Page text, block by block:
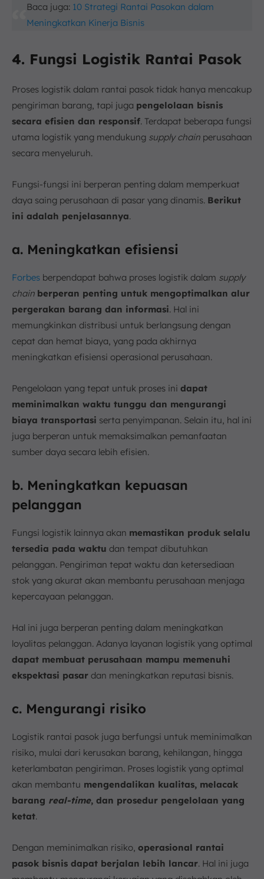
Baca juga: 10 Strategi Rantai Pasokan dalam
Meningkatkan Kinerja Bisnis
4. Fungsi Logistik Rantai Pasok
Proses logistik dalam rantai pasok tidak hanya mencakup
pengiriman barang, tapi juga pengelolaan bisnis
secara efisien dan responsif. Terdapat beberapa fungsi
utama logistik yang mendukung supply chain perusahaan
secara menyeluruh.
Fungsi-fungsi ini berperan penting dalam memperkuat
daya saing perusahaan di pasar yang dinamis. Berikut
ini adalah penjelasannya.
a. Meningkatkan efisiensi
Forbes berpendapat bahwa proses logistik dalam supply
chain berperan penting untuk mengoptimalkan alur
pergerakan barang dan informasi. Hal ini
memungkinkan distribusi untuk berlangsung dengan
cepat dan hemat biaya, yang pada akhirnya
meningkatkan efisiensi operasional perusahaan.
Pengelolaan yang tepat untuk proses ini dapat
meminimalkan waktu tunggu dan mengurangi
biaya transportasi serta penyimpanan. Selain itu, hal ini
juga berperan untuk memaksimalkan pemanfaatan
sumber daya secara lebih efisien.
b. Meningkatkan kepuasan
pelanggan
Fungsi logistik lainnya akan memastikan produk selalu
tersedia pada waktu dan tempat dibutuhkan
pelanggan. Pengiriman tepat waktu dan ketersediaan
stok yang akurat akan membantu perusahaan menjaga
kepercayaan pelanggan.
Hal ini juga berperan penting dalam meningkatkan
loyalitas pelanggan. Adanya layanan logistik yang optimal
dapat membuat perusahaan mampu memenuhi
ekspektasi pasar dan meningkatkan reputasi bisnis.
c. Mengurangi risiko
Logistik rantai pasok juga berfungsi untuk meminimalkan
risiko, mulai dari kerusakan barang, kehilangan, hingga
keterlambatan pengiriman. Proses logistik yang optimal
akan membantu mengendalikan kualitas, melacak
barang real-time, dan prosedur pengelolaan yang
ketat.
Dengan meminimalkan risiko, operasional rantai
pasok bisnis dapat berjalan lebih lancar. Hal ini juga